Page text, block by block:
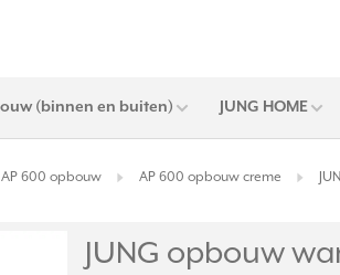
(binnen en buiten) JUNG HOME
AP 600 opbouw AP 600 opbouw creme
JUNG opbouw